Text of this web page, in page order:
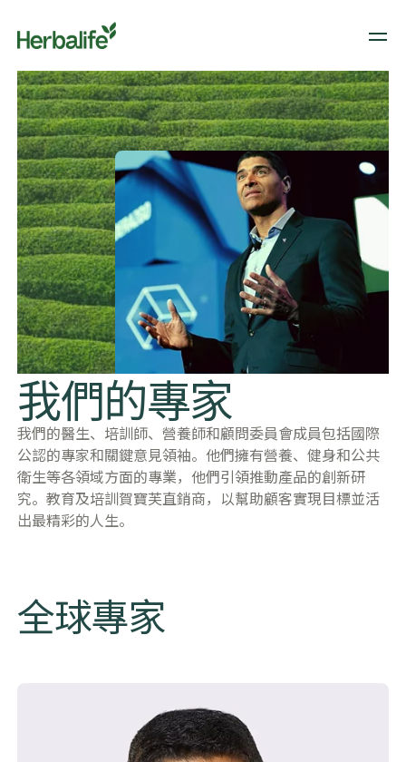
我們的專家
我們的醫生、培訓師、營養師和顧問委員會成員包括國際
公認的專家和關鍵意見領袖。他們擁有營養、健身和公共
衛生等各領域方面的專業，他們引領推動產品的創新研
究。教育及培訓賀寶芙直銷商，以幫助顧客實現目標並活
出最精彩的人生。
全球專家